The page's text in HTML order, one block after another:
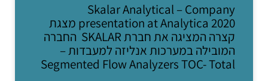
Skalar Analytical – Company
presentation at Analytica 2020 מצגת
קצרה המציגה את חברת SKALAR החברה
המובילה במערכות אנליזה למעבדות –
Segmented Flow Analyzers TOC- Total